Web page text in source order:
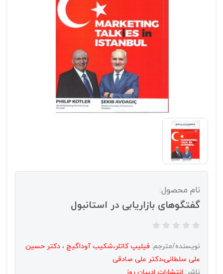
نام محصول:
گفتگوهای بازاریابی در استانبول
نویسنده/مترجم: فیلیپ کاتلر،شکیب آوداگیچ ، دکتر حسین
علی سلطانی،دکتر علی صادقی
ناشر: انتشارات اديبان روز